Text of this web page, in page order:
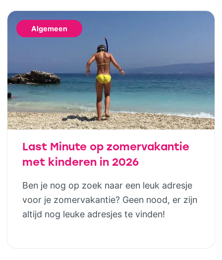
niet helemaal bij jullie past. Wie houdt van
het buitenleven, maar niet wil slepen met
Algemeen
Last Minute op zomervakantie
met kinderen in 2026
Ben je nog op zoek naar een leuk adresje
voor je zomervakantie? Geen nood, er zijn
altijd nog leuke adresjes te vinden!